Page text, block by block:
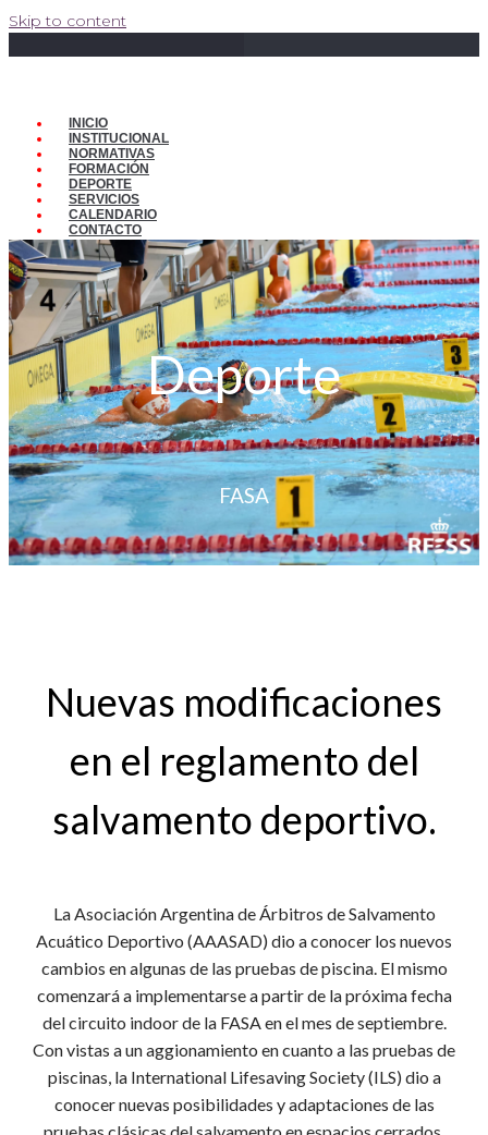
Skip to content
INICIO
INSTITUCIONAL
NORMATIVAS
FORMACIÓN
DEPORTE
SERVICIOS
CALENDARIO
CONTACTO
Deporte
FASA
Nuevas modificaciones
en el reglamento del
salvamento deportivo.
La Asociación Argentina de Árbitros de Salvamento
Acuático Deportivo (AAASAD) dio a conocer los nuevos
cambios en algunas de las pruebas de piscina. El mismo
comenzará a implementarse a partir de la próxima fecha
del circuito indoor de la FASA en el mes de septiembre.
Con vistas a un aggionamiento en cuanto a las pruebas de
piscinas, la International Lifesaving Society (ILS) dio a
conocer nuevas posibilidades y adaptaciones de las